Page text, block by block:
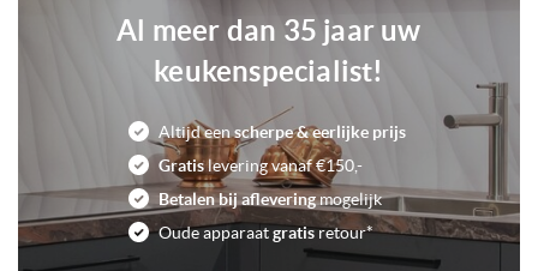
Al meer dan 35 jaar uw
keukenspecialist!
Altijd eenscherpe & eerlijke prijs
Gratislevering vanaf €150,-
Betalen bij afleveringmogelijk
Oude apparaatgratisretour*